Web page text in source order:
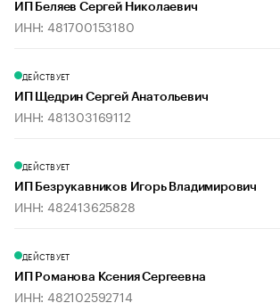
ИП Беляев Сергей Николаевич
ИНН: 481700153180
ДЕЙСТВУЕТ
ИП Щедрин Сергей Анатольевич
ИНН: 481303169112
ДЕЙСТВУЕТ
ИП Безрукавников Игорь Владимирович
ИНН: 482413625828
ДЕЙСТВУЕТ
ИП Романова Ксения Сергеевна
ИНН: 482102592714